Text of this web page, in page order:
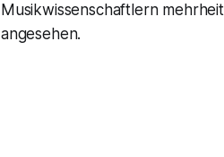
Musikwissenschaftlern
angesehen.